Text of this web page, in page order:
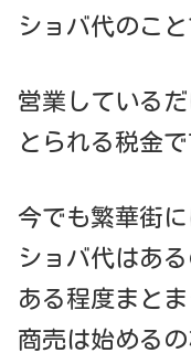
ショバ代のこと
営業している
とられる税金で
今でも繁華街に
ショバ代はある
ある程度まと
商売は始める